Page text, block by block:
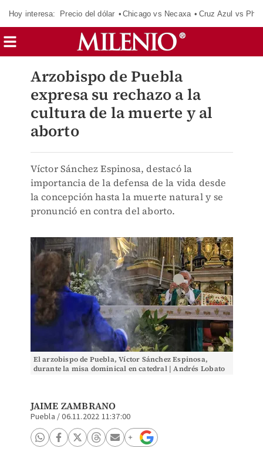
Hoy interesa: Precio del dólar Chicago vs Necaxa Cruz Azul vs
Arzobispo de Puebla
expresa su rechazo a la
cultura de la muerte y al
aborto
Víctor Sánchez Espinosa, destacó la
importancia de la defensa de la vida desde
la concepción hasta la muerte natural y se
pronunció en contra del aborto.
El arzobispo de Puebla, Víctor Sánchez Espinosa,
durante la misa dominical en catedral | Andrés Lobato
JAIME ZAMBRANO
Puebla /06.11.2022 11:37:00